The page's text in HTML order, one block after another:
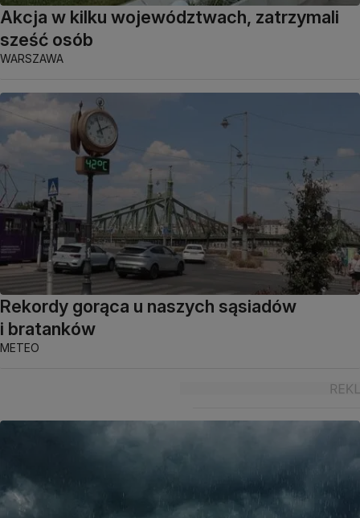
Akcja w kilku województwach, zatrzymali
sześć osób
WARSZAWA
Rekordy gorąca u naszych sąsiadów
i bratanków
METEO